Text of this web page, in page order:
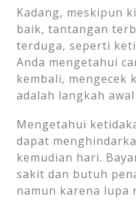
Kadang, meskipun
baik, tantangan
terduga, seperti
Anda mengetahui
kembali, mengecek
adalah langkah
Mengetahui
dapat
kemudian hari.
sakit dan butuh
namun karena lupa